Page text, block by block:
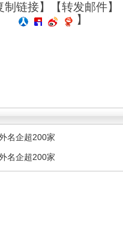
制链接】【转发邮件】
】
名企超200家
名企超200家